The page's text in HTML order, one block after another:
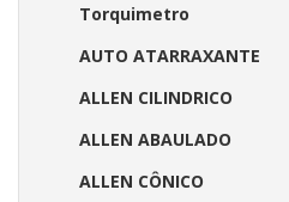
Torquimetro
AUTO ATARRAXANTE
ALLEN CILINDRICO
ALLEN ABAULADO
ALLEN CÔNICO